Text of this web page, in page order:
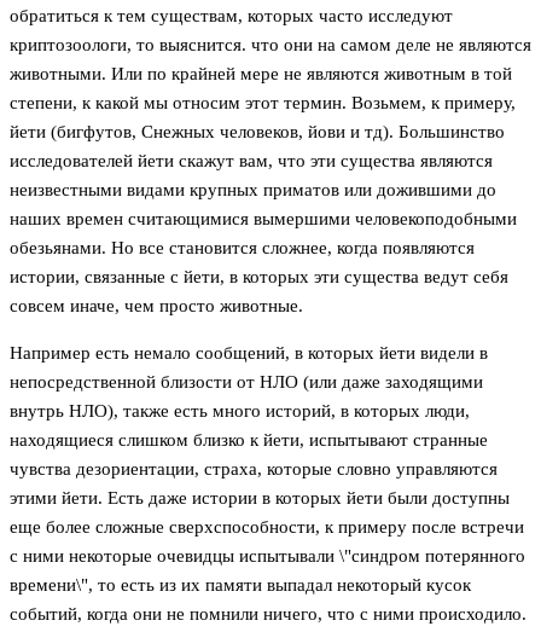
обратиться к тем существам, которых часто исследуют
криптозоологи, то выяснится. что они на самом деле не являются
животными. Или по крайней мере не являются животным в той
степени, к какой мы относим этот термин. Возьмем, к примеру,
йети (бигфутов, Снежных человеков, йови и тд). Большинство
исследователей йети скажут вам, что эти существа являются
неизвестными видами крупных приматов или дожившими до
наших времен считающимися вымершими человекоподобными
обезьянами. Но все становится сложнее, когда появляются
истории, связанные с йети, в которых эти существа ведут себя
совсем иначе, чем просто животные.
Например есть немало сообщений, в которых йети видели в
непосредственной близости от НЛО (или даже заходящими
внутрь НЛО), также есть много историй, в которых люди,
находящиеся слишком близко к йети, испытывают странные
чувства дезориентации, страха, которые словно управляются
этими йети. Есть даже истории в которых йети были доступны
еще более сложные сверхспособности, к примеру после встречи
с ними некоторые очевидцы испытывали \"синдром потерянного
времени\", то есть из их памяти выпадал некоторый кусок
событий, когда они не помнили ничего, что с ними происходило.